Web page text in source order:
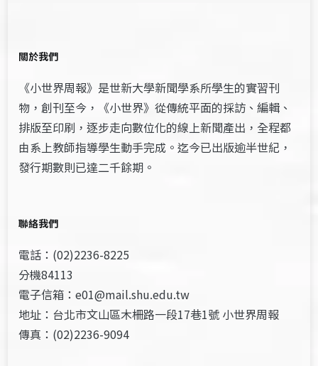
關於我們
《小世界周報》是世新大學新聞學系所學生的實習刊
物，創刊至今，《小世界》從傳統平面的採訪、編輯、
排版至印刷，逐步走向數位化的線上新聞產出，全程都
由系上教師指導學生動手完成。迄今已出版逾半世紀，
發行期數則已達二千餘期。
聯絡我們
電話：(02)2236-8225
分機84113
電子信箱：e01@mail.shu.edu.tw
地址：台北市文山區木柵路一段17巷1號 小世界周報
傳真：(02)2236-9094